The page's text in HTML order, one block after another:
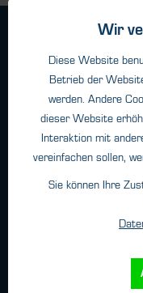
Geschäftsbedingungen
Haftungsangaben
Datenschutz
Oehleckerring 32 • 22419
Fax: +49 (0)40 - 600 38 38
Wir
Diese Website
Betrieb der
werden. Andere
dieser Website
Interaktion mit
vereinfachen sollen,
Sie können Ihre